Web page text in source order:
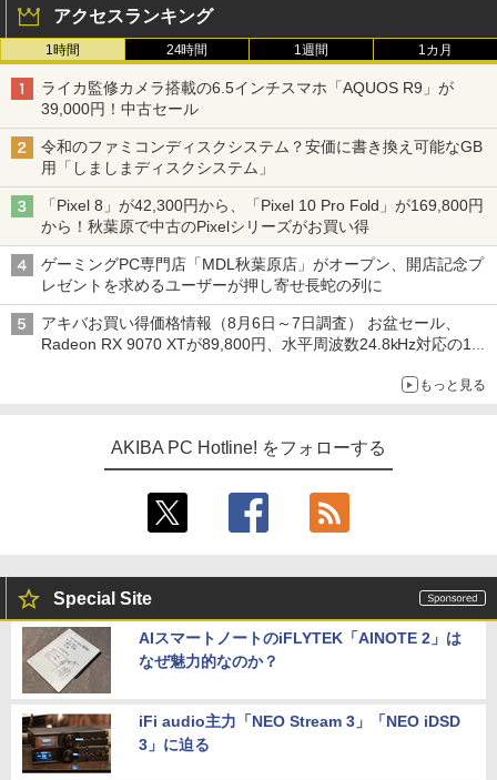
アクセスランキング
1時間 24時間 1週間 1カ月
ライカ監修カメラ搭載の6.5インチスマホ「AQUOS R9」が
39,000円！中古セール
令和のファミコンディスクシステム？安価に書き換え可能なGB
用「しましまディスクシステム」
「Pixel 8」が42,300円から、「Pixel 10 Pro Fold」が169,800円
から！秋葉原で中古のPixelシリーズがお買い得
ゲーミングPC専門店「MDL秋葉原店」がオープン、開店記念プ
レゼントを求めるユーザーが押し寄せ長蛇の列に
アキバお買い得価格情報（8月6日～7日調査） お盆セール、
Radeon RX 9070 XTが89,800円、水平周波数24.8kHz対応の17
もっと見る
AKIBA PC Hotline! をフォローする
Special Site
AIスマートノートのiFLYTEK「AINOTE 2」は
なぜ魅力的なのか？
iFi audio主力「NEO Stream 3」「NEO iDSD
3」に迫る